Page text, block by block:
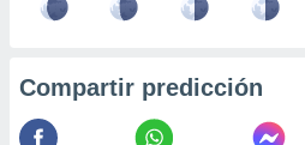
Compartir predicción